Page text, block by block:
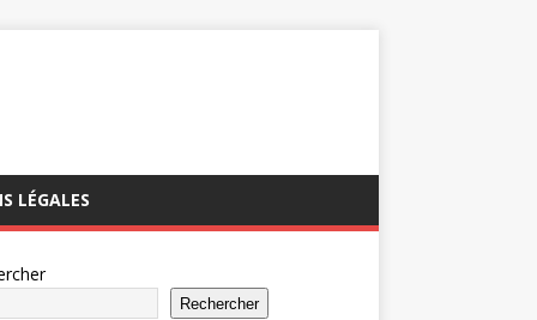
LÉGALES
Rechercher